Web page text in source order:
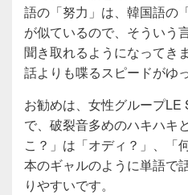
語の「努力」は、韓国語の
が似ているので、そういう
聞き取れるようになってき
話よりも喋るスピードがゆ
お勧めは、女性グループ
で、破裂音多めのハキハキ
こ？」は「オディ？」、「
本のギャルのように単語で
りやすいです。